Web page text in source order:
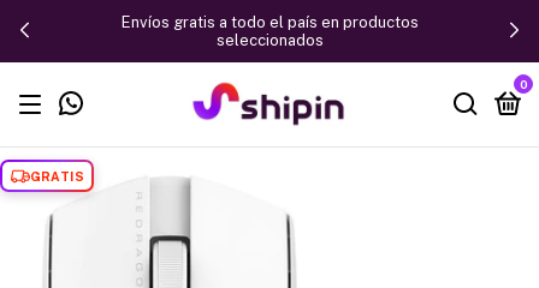
Envíos gratis a todo el país en productos
seleccionados
0
GRATIS